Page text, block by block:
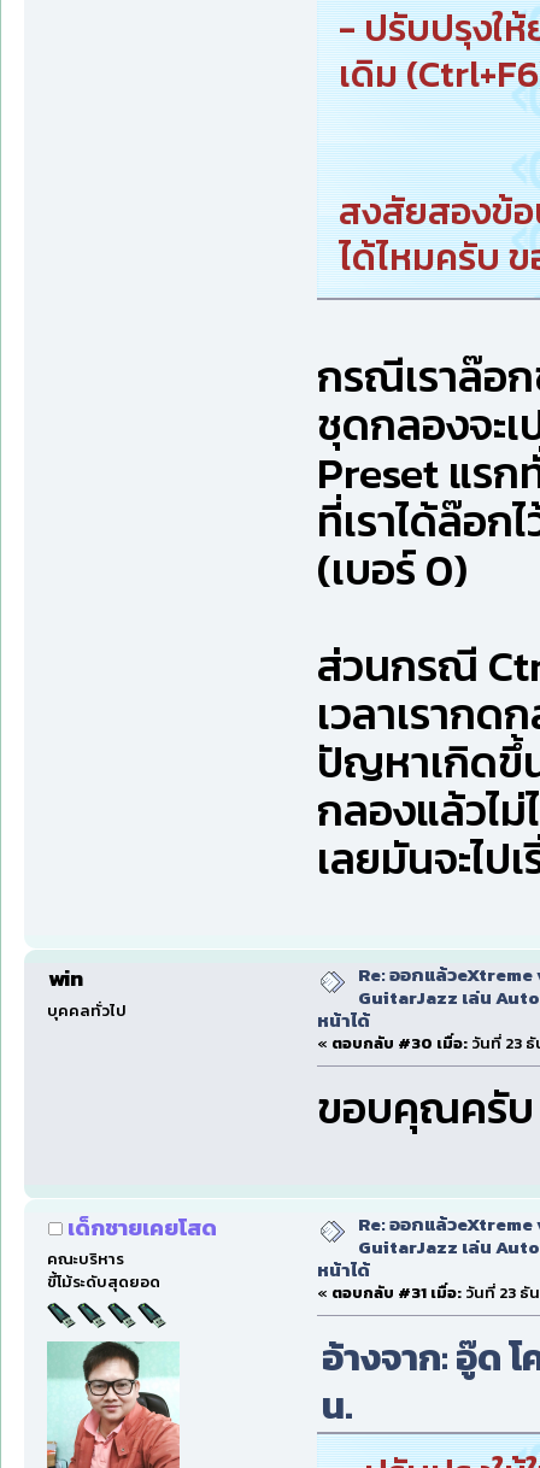
- ปรับปรุงใ
เดิม
สงสัยสองข้อ
ได้ไหมครับ
กรณีเราล๊อก
ชุดกลองจะ
Preset แรก
ที่เราได้ล๊อก
(เบอร์ 0)
ส่วนกรณี
เวลาเราก
ปัญหาเกิดขึ้
กลองแล้วไ
เลยมันจะไป
win
บุคคลทั่วไป
Re: ออกแล้ว
GuitarJazz เล่น
หน้าได้
« ตอบกลับ #30 เมื่อ: วันที่ 23
ขอบคุณครับ
เด็กชายเคยโสด
คณะบริหาร
ขี้โม้ระดับสุดยอด
Re: ออกแล้ว
GuitarJazz เล่น
หน้าได้
« ตอบกลับ #31 เมื่อ: วันที่ 23 ธั
อ้างจาก: อู๊ด
น.